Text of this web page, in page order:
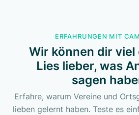
ERFAHRUNGEN MIT
Wir können dir viel
Lies lieber, was
sagen
Erfahre, warum Vereine und
lieben gelernt haben. Teste es